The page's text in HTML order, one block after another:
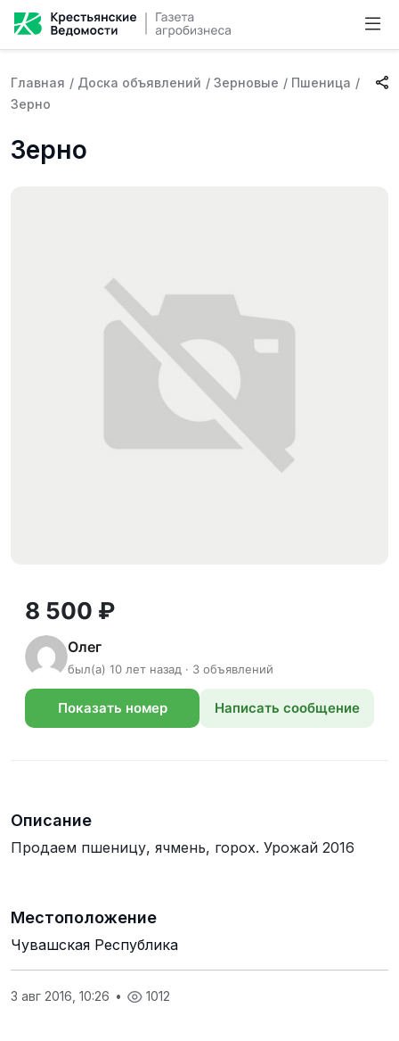
Главная / Доска объявлений / Зерновые / Пшеница /
Зерно
Зерно
8 500 ₽
Олег
был(а) 10 лет назад · 3 объявлений
Показать номер Написать сообщение
Описание
Продаем пшеницу, ячмень, горох. Урожай 2016
Местоположение
Чувашская Республика
3 авг 2016, 10:26 • 1012